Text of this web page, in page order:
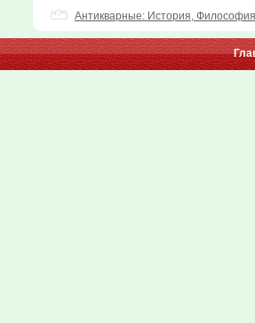
Антикварные: История,